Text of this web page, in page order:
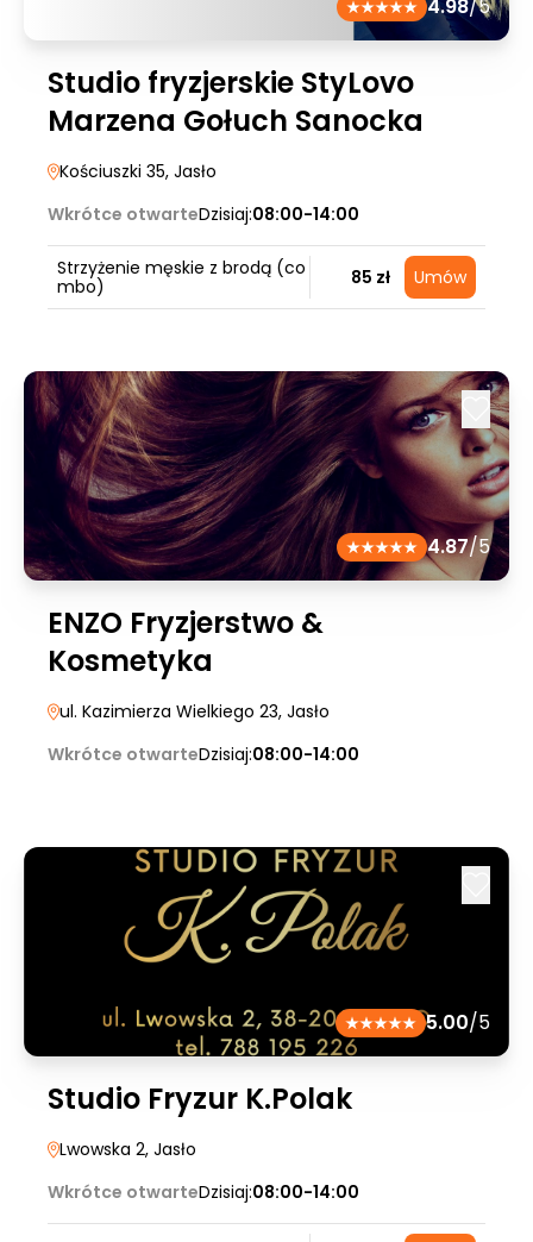
4.98/5
Studio fryzjerskie StyLovo
Marzena Gołuch Sanocka
Kościuszki 35, Jasło
Wkrótce otwarteDzisiaj:08:00-14:00
Strzyżenie męskie z brodą (co
mbo)
85 zł Umów
4.87/5
ENZO Fryzjerstwo &
Kosmetyka
ul. Kazimierza Wielkiego 23, Jasło
Wkrótce otwarteDzisiaj:08:00-14:00
5.00/5
Studio Fryzur K.Polak
Lwowska 2, Jasło
Wkrótce otwarteDzisiaj:08:00-14:00